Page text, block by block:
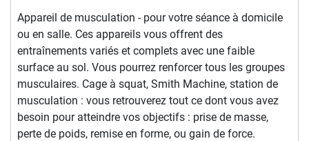
Appareil de musculation - pour votre séance à domicile
ou en salle. Ces appareils vous offrent des
entraînements variés et complets avec une faible
surface au sol. Vous pourrez renforcer tous les groupes
musculaires. Cage à squat, Smith Machine, station de
musculation : vous retrouverez tout ce dont vous avez
besoin pour atteindre vos objectifs : prise de masse,
perte de poids, remise en forme, ou gain de force.